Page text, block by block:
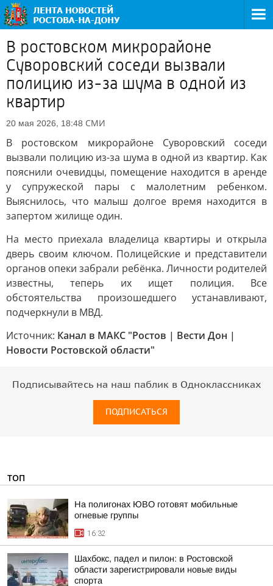
В ростовском микрорайоне
Суворовский соседи вызвали
полицию из-за шума в одной из
квартир
20 мая 2026, 18:48 СМИ
В ростовском микрорайоне Суворовский соседи
вызвали полицию из-за шума в одной из квартир. Как
пояснили очевидцы, помещение находится в аренде
у супружеской пары с малолетним ребенком.
Выяснилось, что малыш долгое время находится в
запертом жилище один.
На место приехала владелица квартиры и открыла
дверь своим ключом. Полицейские и представители
органов опеки забрали ребёнка. Личности родителей
известны, теперь их ищет полиция. Все
обстоятельства произошедшего устанавливают,
подчеркнули в МВД.
Источник: Канал в МАКС "Ростов | Вести Дон |
Новости Ростовской области"
Подписывайтесь на наш паблик в Одноклассниках
ПОДПИСАТЬСЯ
ТОП
На полигонах ЮВО готовят мобильные
огневые группы
16:32
Шахбокс, падел и пилон: в Ростовской
области зарегистрировали новые виды
спорта